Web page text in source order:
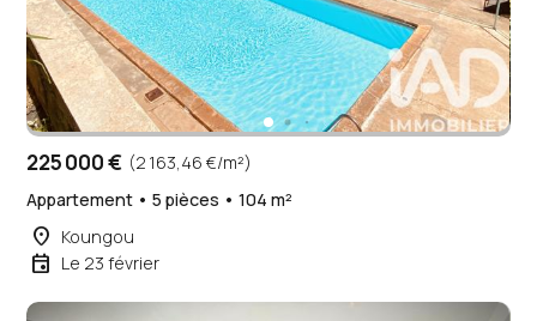
225 000 € (2 163,46 €/m²)
Appartement • 5 pièces • 104 m²
place Koungou
event Le 23 février